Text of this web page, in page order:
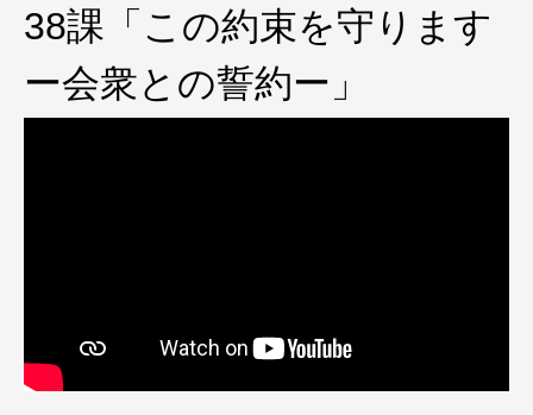
38課「この約束を守ります
ー会衆との誓約ー」